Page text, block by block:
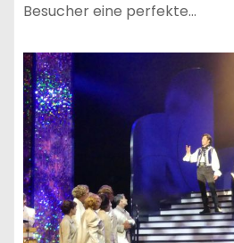
Besucher eine perfekte…